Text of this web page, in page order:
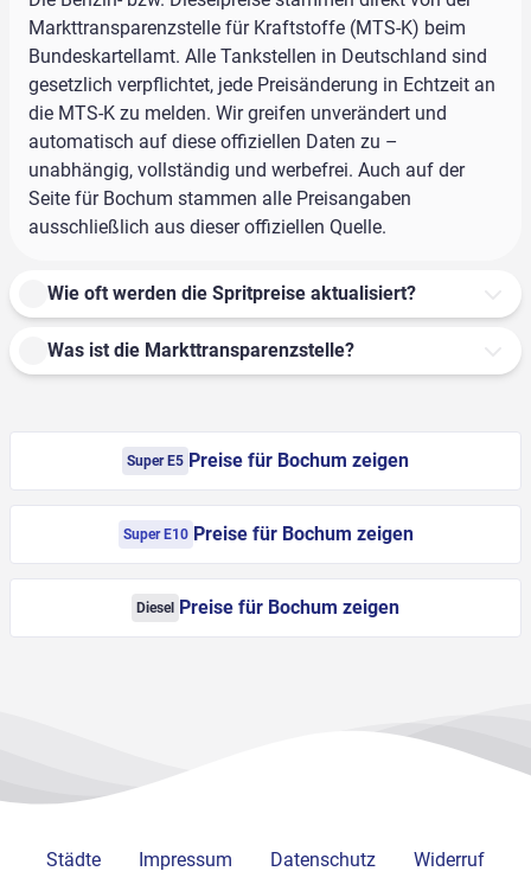
Markttransparenzstelle für Kraftstoffe (MTS-K) beim
Bundeskartellamt. Alle Tankstellen in Deutschland sind
gesetzlich verpflichtet, jede Preisänderung in Echtzeit an
die MTS-K zu melden. Wir greifen unverändert und
automatisch auf diese offiziellen Daten zu –
unabhängig, vollständig und werbefrei. Auch auf der
Seite für Bochum stammen alle Preisangaben
ausschließlich aus dieser offiziellen Quelle.
Wie oft werden die Spritpreise aktualisiert?
Was ist die Markttransparenzstelle?
Super E5 Preise für Bochum zeigen
Super E10 Preise für Bochum zeigen
Diesel Preise für Bochum zeigen
Städte Impressum Datenschutz Widerruf